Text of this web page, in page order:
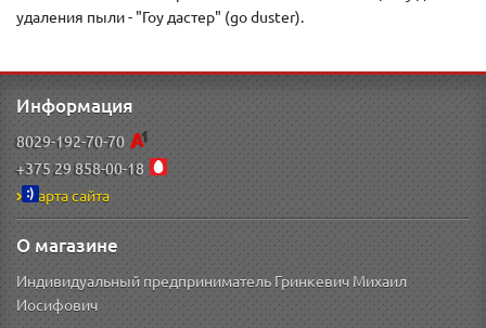
удаления пыли - "Гоу дастер" (go duster).
Информация
8029-192-70-70
+375 29 858-00-18
Карта сайта
О магазине
Индивидуальный предприниматель Гринкевич Михаил
Иосифович